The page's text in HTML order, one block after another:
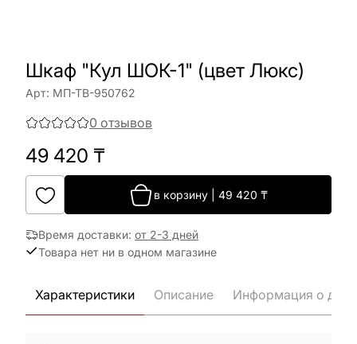
Шкаф "Кул ШОК-1" (цвет Люкс)
Арт: МП-ТВ-950762
0 отзывов
49 420 ₸
в корзину 49 420 ₸
Время доставки: от 2-3 дней
Товара нет ни в одном магазине
Характеристики Описание Информация о